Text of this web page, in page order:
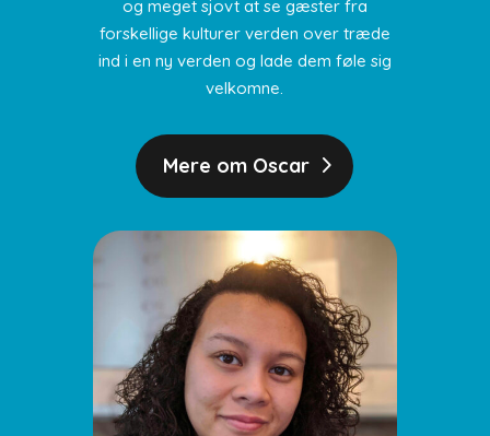
og meget sjovt at se gæster fra
forskellige kulturer verden over træde
ind i en ny verden og lade dem føle sig
velkomne.
Mere om Oscar